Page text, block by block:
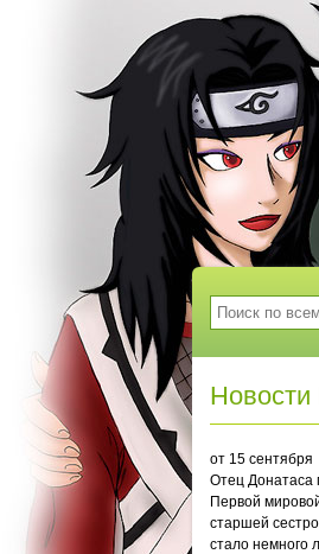
от 15 сентября
Отец Донатаса
Первой
старшей
стало немного